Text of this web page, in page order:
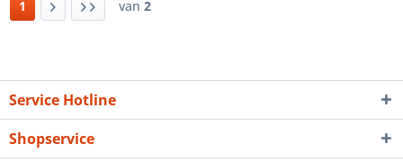
1 van 2
Service Hotline
Shopservice